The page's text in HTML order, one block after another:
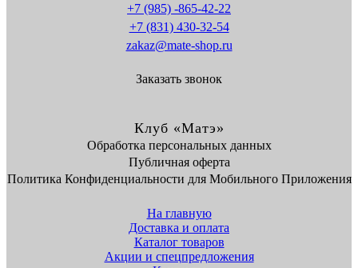
+7 (985) -865-42-22
+7 (831) 430-32-54
zakaz@mate-shop.ru
Заказать звонок
Клуб «Матэ»
Обработка персональных данных
Публичная оферта
Политика Конфиденциальности для Мобильного Приложения
На главную
Доставка и оплата
Каталог товаров
Акции и спецпредложения